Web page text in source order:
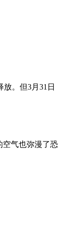
。但3月31日
空气也弥漫了恐